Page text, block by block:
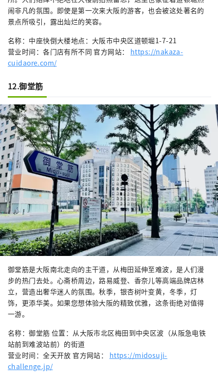
闹非凡的氛围。即使是第一次来大阪的游客，也会被这处著名的
景点所吸引，露出灿烂的笑容。
名称：中座快倒大楼地点：大阪市中央区道顿堀1-7-21
营业时间：各门店有所不同 官方网站： https://nakaza-
cuidaore.com/
12.御堂筋
御堂筋是大阪南北走向的主干道，从梅田延伸至难波，是人们漫
步的热门去处。心斋桥周边，路易威登、香奈儿等高端品牌店林
立，营造出奢华迷人的氛围。秋季，银杏树叶变黄，冬季，灯
饰，更添华美。如果您想体验大阪的精致优雅，这条街绝对值得
一游。
名称：御堂筋 位置：从大阪市北区梅田到中央区波（从阪急电铁
站前到难波站前）的街道
营业时间：全天开放 官方网站： https://midosuji-
challenge.jp/